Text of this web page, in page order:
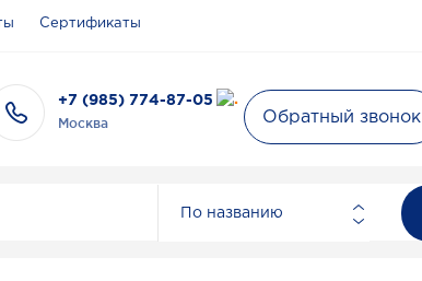
Сертификаты
+7 (985) 774-87-05
Москва Обратный звонок
По названию